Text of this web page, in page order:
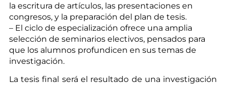
la escritura de artículos, las presentaciones en
congresos, y la preparación del plan de tesis.
– El ciclo de especialización ofrece una amplia
selección de seminarios electivos, pensados para
que los alumnos profundicen en sus temas de
investigación.
La tesis final será el resultado de una investigación